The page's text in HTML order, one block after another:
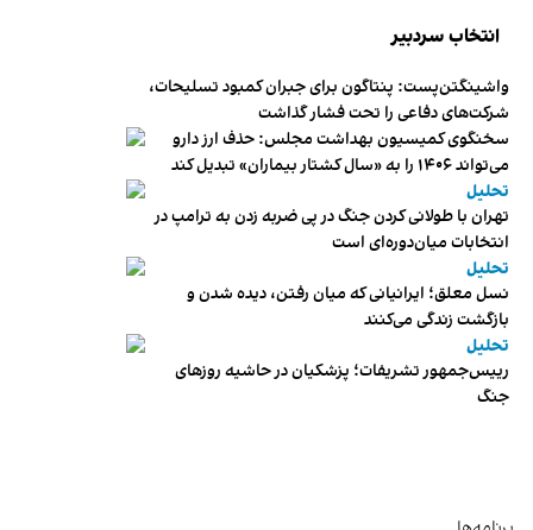
انتخاب سردبیر
واشینگتن‌پست: پنتاگون برای جبران کمبود تسلیحات،
شرکت‌های دفاعی را تحت فشار گذاشت
سخنگوی کمیسیون بهداشت مجلس: حذف ارز دارو
می‌تواند ۱۴۰۶ را به «سال کشتار بیماران» تبدیل کند
تحلیل
تهران با طولانی کردن جنگ در پی ضربه زدن به ترامپ در
انتخابات میان‌دوره‌ای است
تحلیل
نسل معلق؛ ایرانیانی که میان رفتن، دیده شدن و
بازگشت زندگی می‌کنند
تحلیل
رییس‌جمهور تشریفات؛ پزشکیان در حاشیه روزهای
جنگ